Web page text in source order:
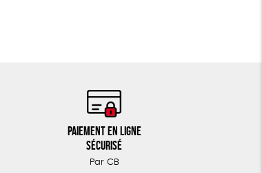
Paiement en ligne
sécurisé
Par CB